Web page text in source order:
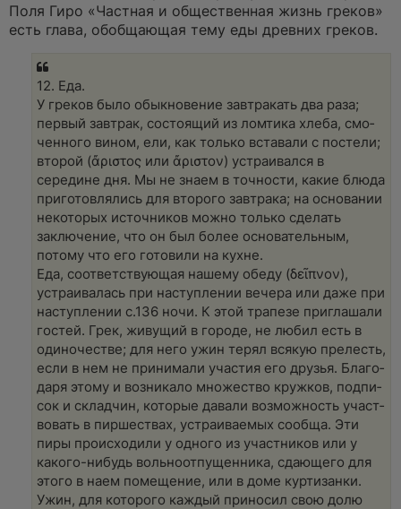
а
н
Поля Гиро «Частная и общественная жизнь греков»
есть глава, обобщающая тему еды древних греков.
12. Еда.
У гре­ков было обык­но­ве­ние зав­тра­кать два раза;
пер­вый зав­трак, состо­я­щий из лом­ти­ка хле­ба, смо­
чен­но­го вином, ели, как толь­ко вста­ва­ли с посте­ли;
вто­рой (ἄρισ­τος или ἄρισ­τον) устра­и­вал­ся в
середине дня. Мы не зна­ем в точ­но­сти, какие блюда
при­готов­ля­лись для вто­ро­го зав­тра­ка; на осно­ва­нии
неко­то­рых источ­ни­ков мож­но толь­ко сде­лать
заклю­че­ние, что он был более осно­ва­тель­ным,
пото­му что его гото­ви­ли на кухне.
Еда, соот­вет­ст­ву­ю­щая наше­му обеду (δεῖπ­νον),
устра­и­ва­лась при наступ­ле­нии вече­ра или даже при
наступ­ле­нии с.136 ночи. К этой тра­пе­зе при­гла­ша­ли
гостей. Грек, живу­щий в горо­де, не любил есть в
оди­но­че­стве; для него ужин терял вся­кую пре­лесть,
если в нем не при­ни­ма­ли уча­стия его дру­зья. Бла­го­
да­ря это­му и воз­ни­ка­ло мно­же­ство круж­ков, под­пи­
сок и склад­чин, кото­рые дава­ли воз­мож­ность участ­
во­вать в пир­ше­ствах, устра­и­ва­е­мых сооб­ща. Эти
пиры про­ис­хо­ди­ли у одно­го из участ­ни­ков или у
како­го-нибудь воль­ноот­пу­щен­ни­ка, сдаю­ще­го для
это­го в наем поме­ще­ние, или в доме кур­ти­зан­ки.
Ужин, для кото­ро­го каж­дый при­но­сил свою долю